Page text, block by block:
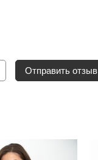
Отправить отзыв